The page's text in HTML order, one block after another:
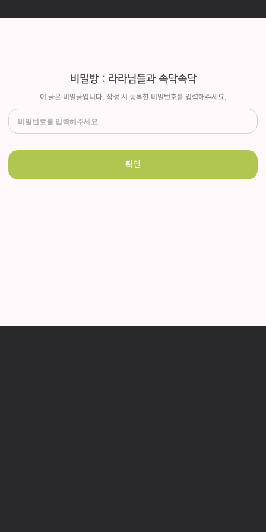
비밀방 : 라라님들과 속닥속닥
이 글은 비밀글입니다. 작성 시 등록한 비밀번호를 입력해주세요.
확인